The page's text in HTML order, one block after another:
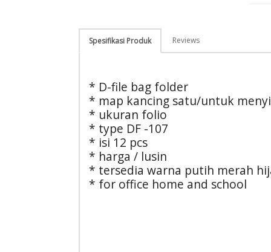
Spesifikasi Produk Reviews
* D-file bag folder
* map kancing satu/untuk
* ukuran folio
* type DF -107
* isi 12 pcs
* harga / lusin
* tersedia warna putih merah
* for office home and school